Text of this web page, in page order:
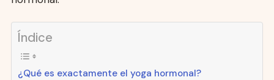
Índice
¿Qué es exactamente el yoga hormonal?